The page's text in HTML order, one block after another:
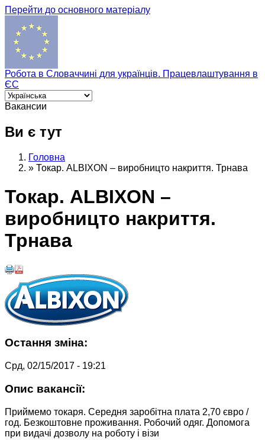
Перейти до основного матеріалу
Робота в Словаччині для українців. Працевлаштування в
ЄС
Вакансии
Ви є тут
Головна
» Токар. ALBIXON – виробницто накриття. Трнава
Токар. ALBIXON –
виробницто накриття.
Трнава
Остання зміна:
Срд, 02/15/2017 - 19:21
Опис вакансії:
Приймемо токаря. Середня заробітна плата 2,70 євро /
год. Безкоштовне проживання. Робочий одяг. Допомога
при видачі дозволу на роботу і візи